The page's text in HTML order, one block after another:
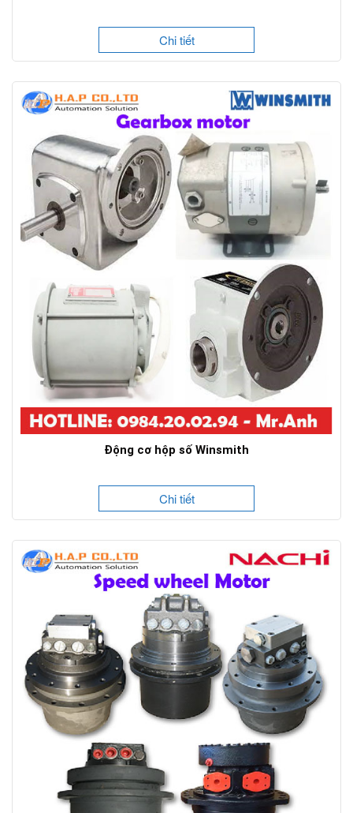
Chi tiết
Động cơ hộp số Winsmith
Chi tiết